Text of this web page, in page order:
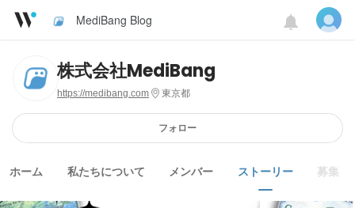
MediBang Blog
株式会社MediBang
https://medibang.com 東京都
フォロー
ホーム 私たちについて メンバー ストーリー 募集